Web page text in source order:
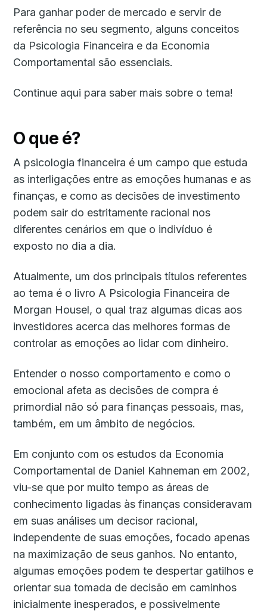
Para ganhar poder de mercado e servir de
referência no seu segmento, alguns conceitos
da Psicologia Financeira e da Economia
Comportamental são essenciais.
Continue aqui para saber mais sobre o tema!
O que é?
A psicologia financeira é um campo que estuda
as interligações entre as emoções humanas e as
finanças, e como as decisões de investimento
podem sair do estritamente racional nos
diferentes cenários em que o indivíduo é
exposto no dia a dia.
Atualmente, um dos principais títulos referentes
ao tema é o livro A Psicologia Financeira de
Morgan Housel, o qual traz algumas dicas aos
investidores acerca das melhores formas de
controlar as emoções ao lidar com dinheiro.
Entender o nosso comportamento e como o
emocional afeta as decisões de compra é
primordial não só para finanças pessoais, mas,
também, em um âmbito de negócios.
Em conjunto com os estudos da Economia
Comportamental de Daniel Kahneman em 2002,
viu-se que por muito tempo as áreas de
conhecimento ligadas às finanças consideravam
em suas análises um decisor racional,
independente de suas emoções, focado apenas
na maximização de seus ganhos. No entanto,
algumas emoções podem te despertar gatilhos e
orientar sua tomada de decisão em caminhos
inicialmente inesperados, e possivelmente